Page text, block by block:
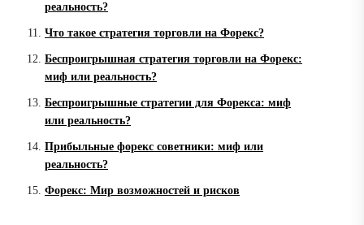
реальность?
Что такое стратегия торговли на Форекс?
Беспроигрышная стратегия торговли на Форекс:
миф или реальность?
Беспроигрышные стратегии для Форекса: миф
или реальность?
Прибыльные форекс советники: миф или
реальность?
Форекс: Мир возможностей и рисков